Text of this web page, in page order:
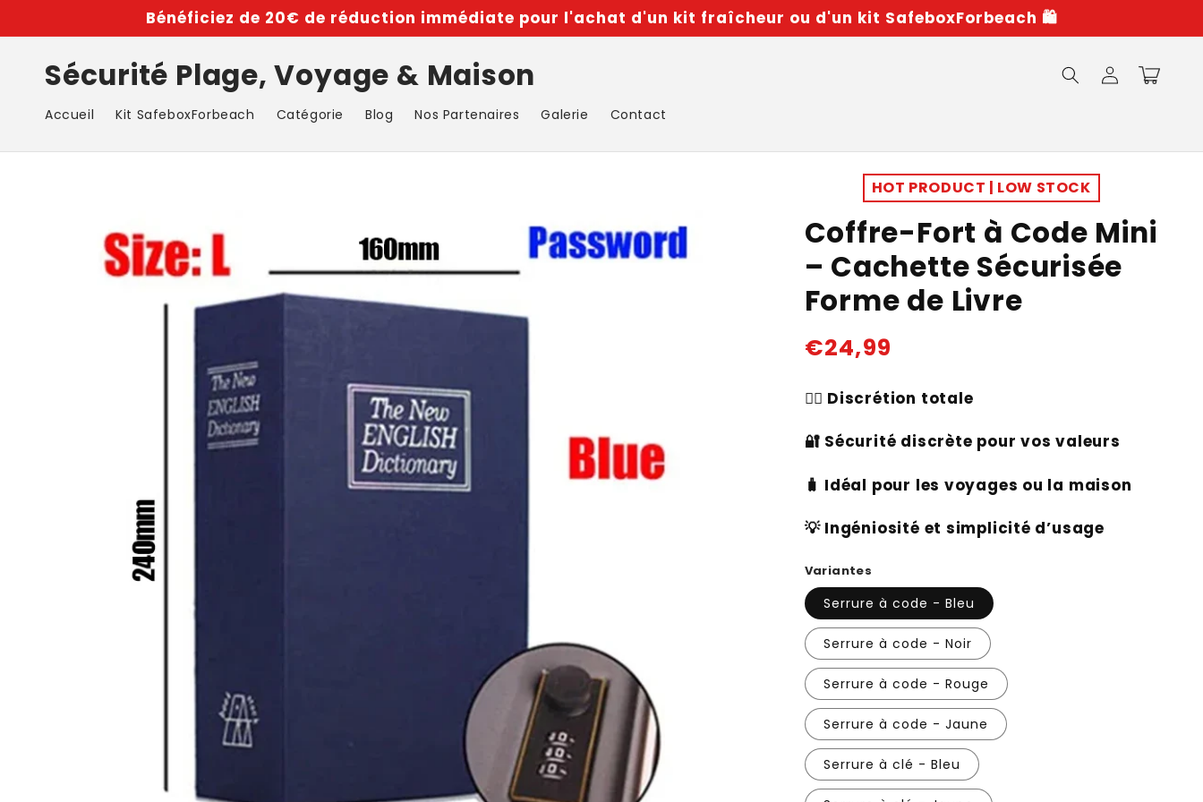
au
Bénéficiez de 20€ de réduction immédiate pour l'achat d'un kit fraîcheur ou d'un kit SafeboxForbeach 🛍️
Sécurité Plage, Voyage & Maison
Accueil Kit SafeboxForbeach Catégorie Blog Nos Partenaires Galerie Contact
ConnexionPanier
HOT PRODUCT | LOW STOCK
Coffre-Fort à Code Mini
– Cachette Sécurisée
Forme de Livre
Prix
€24,99
🕵️‍♂️ Discrétion totale
🔐 Sécurité discrète pour vos valeurs
🧳 Idéal pour les voyages ou la maison
💡 Ingéniosité et simplicité d’usage
Variantes
Serrure à code - Bleu
Serrure à code - Noir
Serrure à code - Rouge
Serrure à code - Jaune
Serrure à clé - Bleu